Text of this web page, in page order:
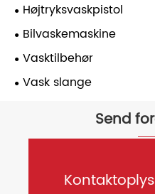
Højtryksvaskpistol
Bilvaskemaskine
Vasktilbehør
Vask slange
Send